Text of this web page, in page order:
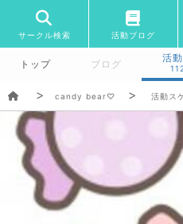
サークル検索 活動ブログ
トップ ブログ
活
candy bear♡ 活動ス